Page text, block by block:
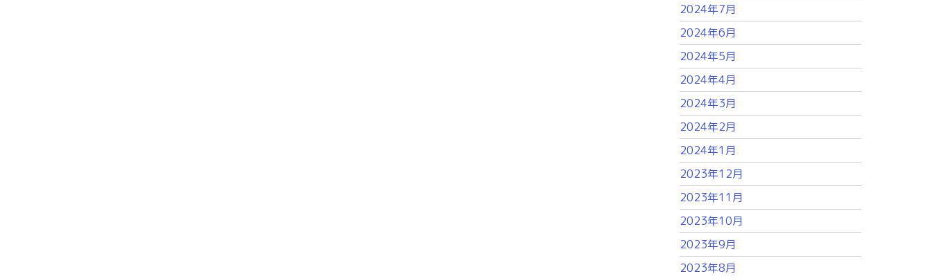
2024年7月
2024年6月
2024年5月
2024年4月
2024年3月
2024年2月
2024年1月
2023年12月
2023年11月
2023年10月
2023年9月
2023年8月